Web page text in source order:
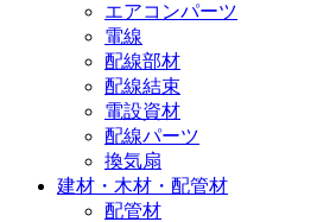
エアコンパーツ
電線
配線部材
配線結束
電設資材
配線パーツ
換気扇
建材・木材・配管材
配管材